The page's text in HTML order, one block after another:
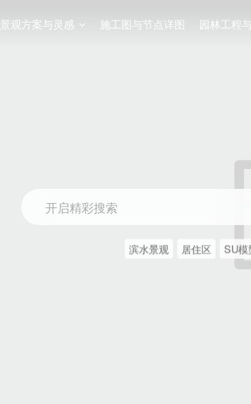
景观方案与灵感 施工图与节点详图 园林工程
开启精彩搜索
滨水景观 居住区 SU模